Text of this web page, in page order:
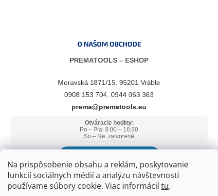
Na prispôsobenie obsahu a reklám, poskytovanie
funkcií sociálnych médií a analýzu návštevnosti
používame súbory cookie. Viac informáciítu.
O NAŠOM OBCHODE
PREMATOOLS – ESHOP
Moravská 1871/15, 95201 Vráble
0908 153 704, 0944 063 363
prema@prematools.eu
Otváracie hodiny:
Po – Pia: 8:00 – 16:30
So – Ne: zatvorené